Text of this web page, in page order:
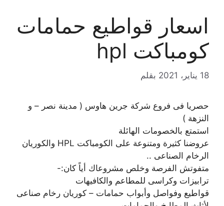
اسعار قواطيع حمامات
كومباكت hpl
18 يناير، 2021 بقلم
حصريا فى فروع شركة جرين هاوس ( مدينة نصر – و
النزهة )
استمتع بالخصومات الهائلة
عروضنا كثيرة ومتنوعة على الكومباكت HPL والكوريان
الرخام الصناعى ..
متفوتش الفرصة وخلص مشروعاك أياً كان:-
ترابيزات وكراسى للمطاعم والكافيهات
قواطيع وفواصل وأبواب حمامات – كوريان رخام صناعى